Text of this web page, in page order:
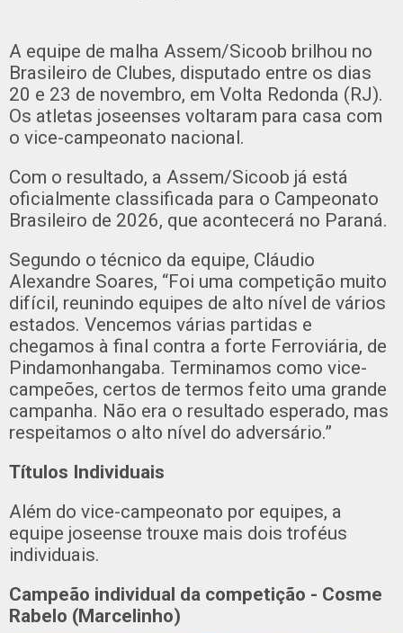
A equipe de malha Assem/Sicoob brilhou no
Brasileiro de Clubes, disputado entre os dias
20 e 23 de novembro, em Volta Redonda (RJ).
Os atletas joseenses voltaram para casa com
o vice-campeonato nacional.
Com o resultado, a Assem/Sicoob já está
oficialmente classificada para o Campeonato
Brasileiro de 2026, que acontecerá no Paraná.
Segundo o técnico da equipe, Cláudio
Alexandre Soares, “Foi uma competição muito
difícil, reunindo equipes de alto nível de vários
estados. Vencemos várias partidas e
chegamos à final contra a forte Ferroviária, de
Pindamonhangaba. Terminamos como vice-
campeões, certos de termos feito uma grande
campanha. Não era o resultado esperado, mas
respeitamos o alto nível do adversário.”
Títulos Individuais
Além do vice-campeonato por equipes, a
equipe joseense trouxe mais dois troféus
individuais.
Campeão individual da competição - Cosme
Rabelo (Marcelinho)